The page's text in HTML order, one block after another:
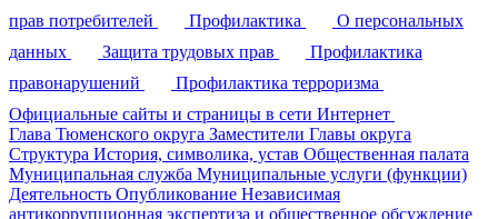
прав потребителей
Профилактика
О персональных
данных
Защита трудовых прав
Профилактика
правонарушений
Профилактика терроризма
Официальные сайты и страницы в сети Интернет
Глава Тюменского округа Заместители Главы округа
Структура История, символика, устав Общественная палата
Муниципальная служба Муниципальные услуги (функции)
Деятельность Опубликование Независимая
антикоррупционная экспертиза и общественное обсуждение